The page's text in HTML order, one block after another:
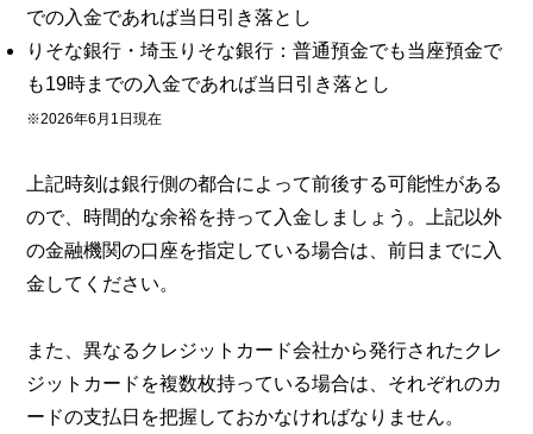
での入金であれば当日引き落とし
りそな銀行・埼玉りそな銀行：普通預金でも当座預金で
も19時までの入金であれば当日引き落とし
※2026年6月1日現在
上記時刻は銀行側の都合によって前後する可能性がある
ので、時間的な余裕を持って入金しましょう。上記以外
の金融機関の口座を指定している場合は、前日までに入
金してください。
また、異なるクレジットカード会社から発行されたクレ
ジットカードを複数枚持っている場合は、それぞれのカ
ードの支払日を把握しておかなければなりません。